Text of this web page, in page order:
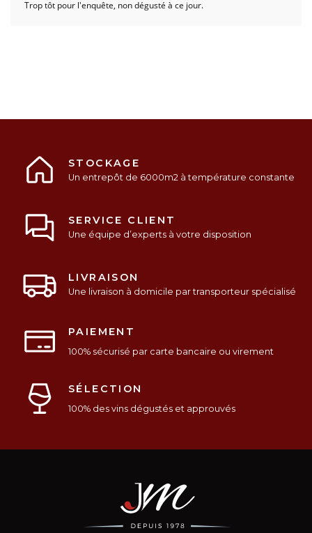
Trop tôt pour l'enquête, non dégusté à ce jour.
STOCKAGE
Un entrepôt de 6000m2 à température constante
SERVICE CLIENT
Une équipe d’experts à votre disposition
LIVRAISON
Une livraison à domicile par transporteur spécialisé
PAIEMENT
100% sécurisé par carte bancaire ou virement
SÉLECTION
100% des vins dégustés et approuvés